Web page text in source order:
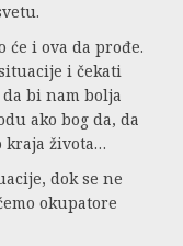
će i ova da prođe.
i čekati
bi nam bolja
ako bog da, da
kraja života…
dok se ne
okupatore